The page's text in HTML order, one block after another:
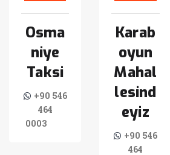
Osma
niye
Taksi
+90 546
464
0003
Karab
oyun
Mahal
lesind
eyiz
+90 546
464